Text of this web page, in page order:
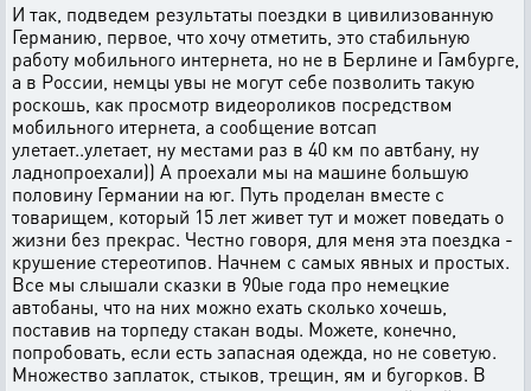
И так, подведем результаты поездки в цивилизованную
Германию, первое, что хочу отметить, это стабильную
работу мобильного интернета, но не в Берлине и Гамбурге,
а в России, немцы увы не могут себе позволить такую
роскошь, как просмотр видеороликов посредством
мобильного итернета, а сообщение вотсап
улетает..улетает, ну местами раз в 40 км по автбану, ну
ладнопроехали)) А проехали мы на машине большую
половину Германии на юг. Путь проделан вместе с
товарищем, который 15 лет живет тут и может поведать о
жизни без прекрас. Честно говоря, для меня эта поездка -
крушение стереотипов. Начнем с самых явных и простых.
Все мы слышали сказки в 90ые года про немецкие
автобаны, что на них можно ехать сколько хочешь,
поставив на торпеду стакан воды. Можете, конечно,
попробовать, если есть запасная одежда, но не советую.
Множество заплаток, стыков, трещин, ям и бугорков. В